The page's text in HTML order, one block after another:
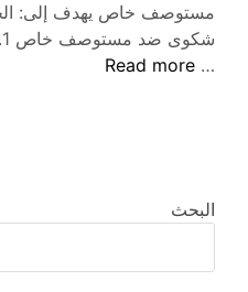
مستوصف خاص يهدف إلى:
… شكوى
Read more
البحث